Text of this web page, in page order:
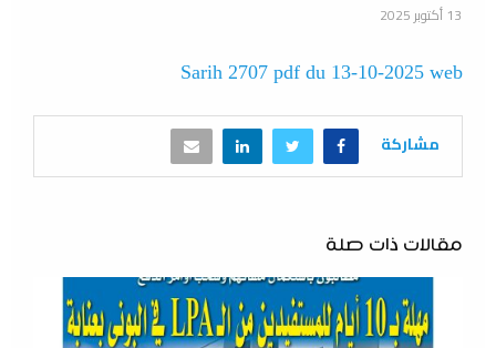
13 أكتوبر 2025
Sarih 2707 pdf du 13-10-2025 web
مشاركة
مقالات ذات صلة